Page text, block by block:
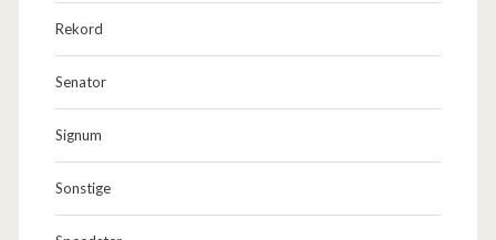
Rekord
Senator
Signum
Sonstige